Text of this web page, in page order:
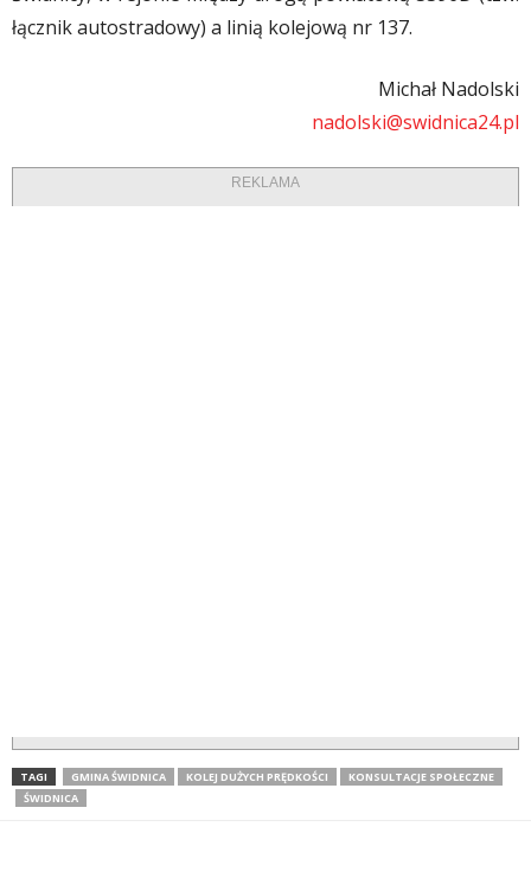
łącznik autostradowy) a linią kolejową nr 137.
Michał Nadolski
nadolski@swidnica24.pl
REKLAMA
TAGI GMINA ŚWIDNICA KOLEJ DUŻYCH PRĘDKOŚCI
KONSULTACJE SPOŁECZNE
ŚWIDNICA